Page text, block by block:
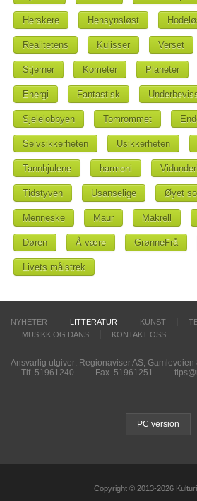
Herskere Hensynsløst
Realitetens Kulisser Verset
Stjerner Kometer Planeter
Energi Fantastisk
Sjelelobbyen Tomrommet
Selvsikkerheten Usikkerheten
Tannhjulene harmoni
Tidstyven Usanselige Øyet
Menneske Maur Makrell
Døren Å være GrønneFrå
Livets målstrek
NYHETER LITTERATUR KUNST
MUSIKK OG DANS
KONTAKT OSS
Ansvarlig utgiver: Regionaviser AS,
Tlf. 51961240
Fax. 51961251
PC version
Copyright © 2013-2026